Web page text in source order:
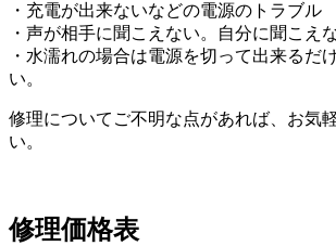
・充電が出来ないなどの電源のトラブル
・声が相手に聞こえない。自分に聞こえ
・水濡れの場合は電源を切って出来るだ
い。
修理についてご不明な点があれば、お気
い。
修理価格表